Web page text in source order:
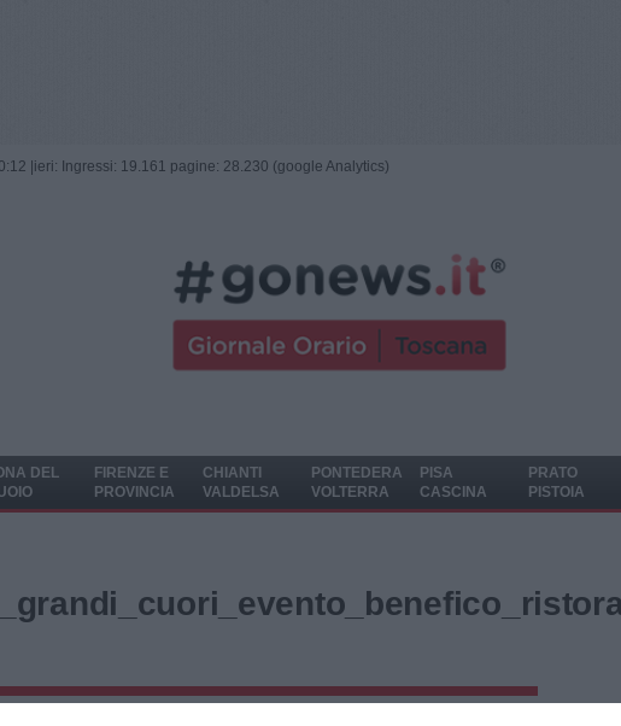
| ieri: Ingressi: 19.161 pagine: 28.230 (google Analytics)
DEL
FIRENZE E
PROVINCIA
CHIANTI
VALDELSA
PONTEDERA
VOLTERRA
PISA
CASCINA
PRATO
PISTOIA